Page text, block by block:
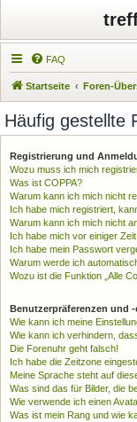
FAQ
Startseite Foren-
Häufig gestellte
Registrierung und
Wozu muss ich mich
Was ist COPPA?
Warum kann ich mich nicht
Ich habe mich registriert,
Warum kann ich mich nicht
Ich habe mich vor einiger
Ich habe mein Passwort
Warum werde ich
Wozu ist die Funktion „Alle
Benutzerpräferenzen und
Wie kann ich meine
Wie kann ich verhindern,
Die Forenuhr geht falsch!
Ich habe die Zeitzone
Meine Sprache steht auf
Was sind das für Bilder, die
Wie verwende ich einen
Was ist mein Rang und wie